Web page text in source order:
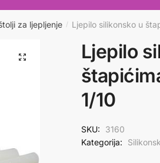
za ljepljenje / Ljepilo silikonsko u
Ljepilo
1/10
SKU:
3160
Kategorija: